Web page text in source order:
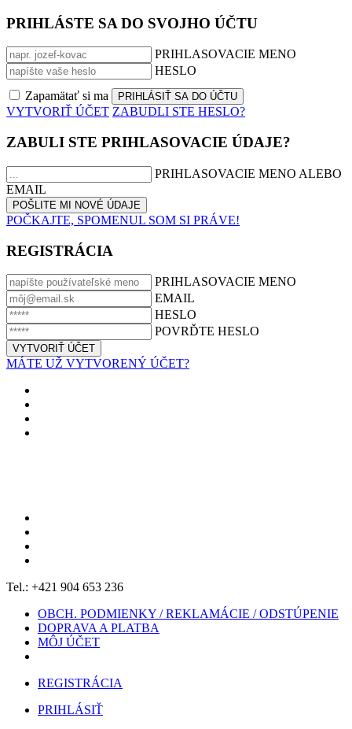
PRIHLÁSTE SA DO SVOJHO ÚČTU
PRIHLASOVACIE MENO
HESLO
Zapamätať si ma
VYTVORIŤ ÚČET ZABUDLI STE HESLO?
ZABULI STE PRIHLASOVACIE ÚDAJE?
PRIHLASOVACIE MENO ALEBO
EMAIL
POČKAJTE, SPOMENUL SOM SI PRÁVE!
REGISTRÁCIA
PRIHLASOVACIE MENO
EMAIL
HESLO
POVRĎTE HESLO
MÁTE UŽ VYTVORENÝ ÚČET?
Tel.: +421 904 653 236
OBCH. PODMIENKY / REKLAMÁCIE / ODSTÚPENIE
DOPRAVA A PLATBA
MÔJ ÚČET
REGISTRÁCIA
PRIHLÁSIŤ